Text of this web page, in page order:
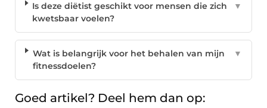
Is deze diëtist geschikt voor mensen die zich
kwetsbaar voelen?
▼
Wat is belangrijk voor het behalen van mijn
fitnessdoelen?
▼
Goed artikel? Deel hem dan op: